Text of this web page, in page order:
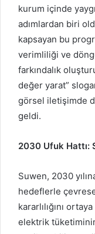
kurum içinde
adımlardan biri
kapsayan bu
verimliliği ve
farkındalık
değer yarat”
görsel iletişimde
geldi.
2030 Ufuk Hattı:
Suwen, 2030
hedeflerle
kararlılığını
elektrik